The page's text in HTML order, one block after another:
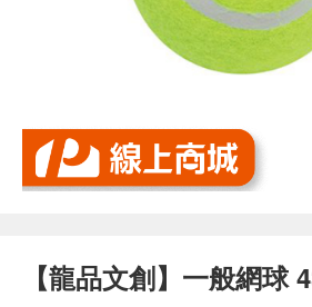
【龍品文創】一般網球